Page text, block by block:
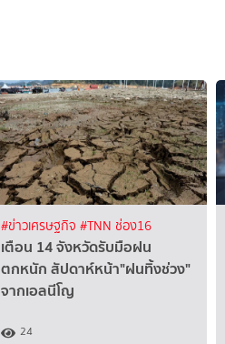
#ข่าวเศรษฐกิจ #TNN ช่อง16
เตือน 14 จังหวัดรับมือฝน
ตกหนัก สัปดาห์หน้า"ฝนทิ้งช่วง"
จากเอลนีโญ
24